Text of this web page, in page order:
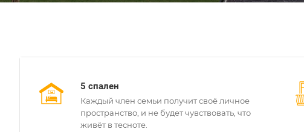
5 спален
Каждый член семьи получит своё личное
пространство, и не будет чувствовать, что
живёт в тесноте.